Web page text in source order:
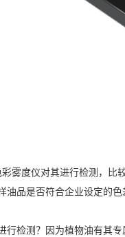
雾度仪对其进行检测，
品是否符合企业设定的色
行检测？因为植物油有其